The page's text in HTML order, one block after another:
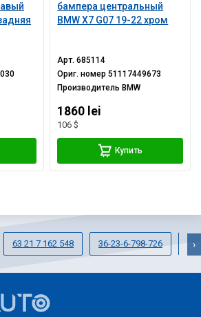
бампера центральный
BMW X7 G07 19-22 хром
Арт.685114
Ориг. номер51117449673
Производитель BMW
1860 lei
106 $
Купить
63 21 7 162 548 36-23-6-798-726 ›